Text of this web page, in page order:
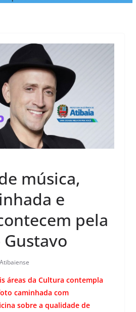
música,
e
pela
Gustavo
áreas da Cultura contempla
caminhada com
sobre a qualidade de